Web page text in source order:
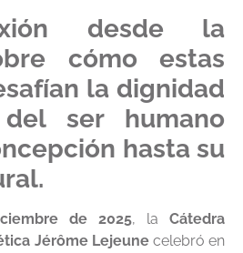
desde la
cómo estas
la dignidad
ser humano
hasta su
de 2025, la Cátedra
Jérôme Lejeunecelebró en